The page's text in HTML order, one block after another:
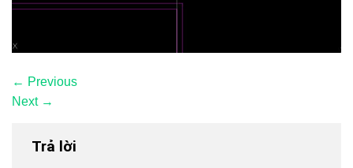
← Previous
Next →
Trả lời